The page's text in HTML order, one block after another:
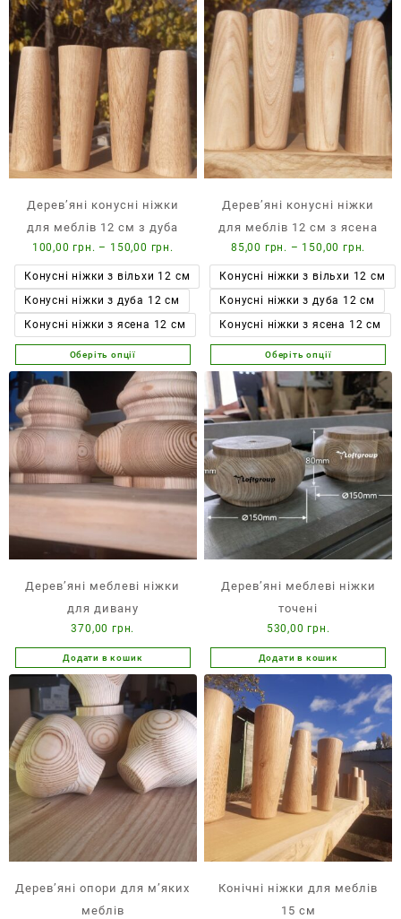
має
кілька
варіантів.
Параметри
можна
вибрати
сторінці
товару
Дерев’яні конусні ніжки
для меблів 12 см з дуба
100,00грн. – 150,00 грн.
цін:
100,00 грн.
до
150,00 грн.
Конусні ніжки з вільхи 12 см
Конусні ніжки з дуба 12 см
Конусні ніжки з ясена 12 см
Оберіть опції
Цей
товар
має
кілька
варіантів.
Параметри
можна
вибрати
товару
Дерев’яні конусні ніжки
для меблів 12 см з ясена
85,00 грн. – 150,00грн.
цін:
85,00
до
Конусні ніжки з вільхи 12 см
Конусні ніжки з дуба 12 см
Конусні ніжки з ясена 12 см
Оберіть опції
Цей
товар
має
кілька
варіантів.
Параметри
можна
вибрати
на
сторінці
товару
Дерев’яні меблеві ніжки
для дивану
370,00грн.
Додати в кошик
Дерев’яні меблеві ніжки
точені
530,00грн.
Додати в кошик
Дерев’яні опори для м’яких
меблів
Конічні ніжки для меблів
15 см